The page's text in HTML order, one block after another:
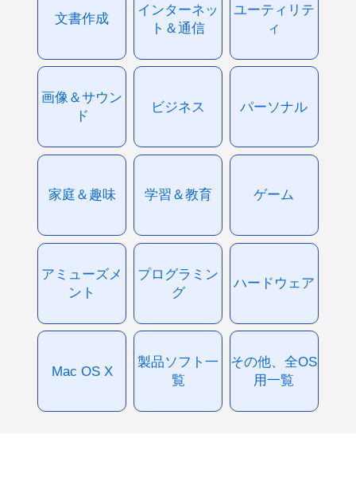
文書作成
インターネッ
ト＆通信
ユーティリテ
ィ
画像＆サウン
ド
ビジネス パーソナル
家庭＆趣味 学習＆教育 ゲーム
アミューズメ
ント
プログラミン
グ
ハードウェア
Mac OS X
製品ソフト一
覧
その他、全OS
用一覧